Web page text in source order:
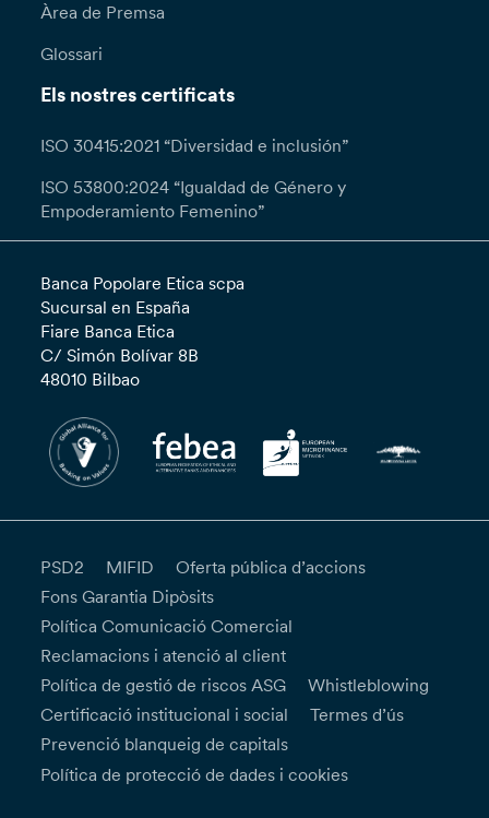
Àrea de Premsa
Glossari
Els nostres certificats
ISO 30415:2021 “Diversidad e inclusión”
ISO 53800:2024 “Igualdad de Género y
Empoderamiento Femenino”
Banca Popolare Etica scpa
Sucursal en España
Fiare Banca Etica
C/ Simón Bolívar 8B
48010 Bilbao
PSD2 MIFID
Oferta pública d’accions
Fons Garantia Dipòsits
Política Comunicació Comercial
Reclamacions i atenció al client
Política de gestió de riscos ASG
Whistleblowing
Certificació institucional i social
Termes d’ús
Prevenció blanqueig de capitals
Política de protecció de dades i cookies